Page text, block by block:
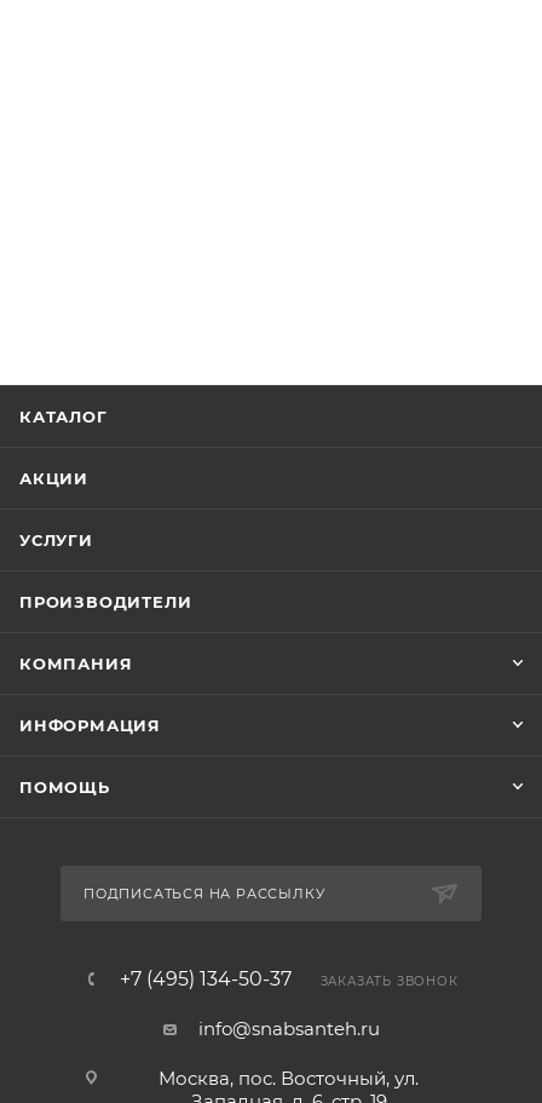
КАТАЛОГ
АКЦИИ
УСЛУГИ
ПРОИЗВОДИТЕЛИ
КОМПАНИЯ
ИНФОРМАЦИЯ
ПОМОЩЬ
ПОДПИСАТЬСЯ НА РАССЫЛКУ
+7 (495) 134-50-37 ЗАКАЗАТЬ ЗВОНОК
info@snabsanteh.ru
Москва, пос. Восточный, ул.